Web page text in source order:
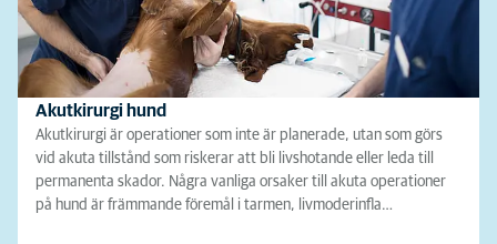
Akutkirurgi hund
Akutkirurgi är operationer som inte är planerade, utan som görs
vid akuta tillstånd som riskerar att bli livshotande eller leda till
permanenta skador. Några vanliga orsaker till akuta operationer
på hund är främmande föremål i tarmen, livmoderinfla…